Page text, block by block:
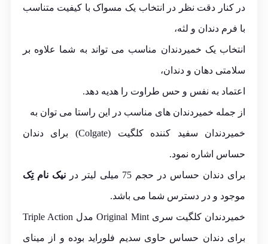
در کنار دقت نظر در انتخاب یک مسواک با کیفیت متناسب
با فرم دندان و لثه،
انتخاب یک خمیردندان مناسب می تواند به شما علاوه بر
سلامتی دهان و دندان،
اعتماد به نفس و حس طراوت را هدیه دهد.
از جمله خمیردندان های مناسب در این راستا می توان به
خمیردندان سفید کننده کلگیت (Colgate) برای دندان
حساس اشاره نمود.
برای دندان حساس در حجم 75 میلی لیتر در نیک نام تِک
موجود و در دسترس شما می باشد.
خمیردندان کلگیت سری Original Mint مدل Triple Action
برای دندان حساس حاوی سدیم فلوراید بوده و از مینای